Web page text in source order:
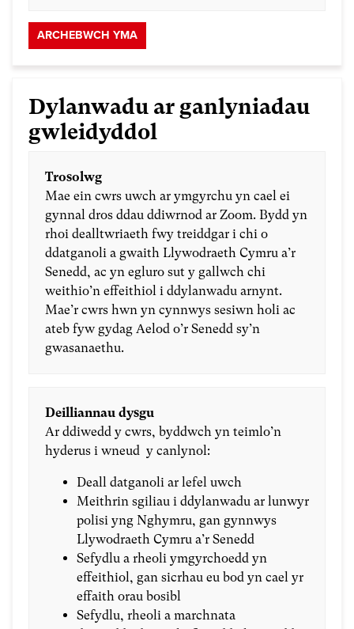
ARCHEBWCH YMA
Dylanwadu ar ganlyniadau
gwleidyddol
Trosolwg
Mae ein cwrs uwch ar ymgyrchu yn cael ei
gynnal dros ddau ddiwrnod ar Zoom. Bydd yn
rhoi dealltwriaeth fwy treiddgar i chi o
ddatganoli a gwaith Llywodraeth Cymru a’r
Senedd, ac yn egluro sut y gallwch chi
weithio’n effeithiol i ddylanwadu arnynt.
Mae’r cwrs hwn yn cynnwys sesiwn holi ac
ateb fyw gydag Aelod o’r Senedd sy’n
gwasanaethu.
Deilliannau dysgu
Ar ddiwedd y cwrs, byddwch yn teimlo’n
hyderus i wneud y canlynol:
Deall datganoli ar lefel uwch
Meithrin sgiliau i ddylanwadu ar lunwyr
polisi yng Nghymru, gan gynnwys
Llywodraeth Cymru a’r Senedd
Sefydlu a rheoli ymgyrchoedd yn
effeithiol, gan sicrhau eu bod yn cael yr
effaith orau bosibl
Sefydlu, rheoli a marchnata